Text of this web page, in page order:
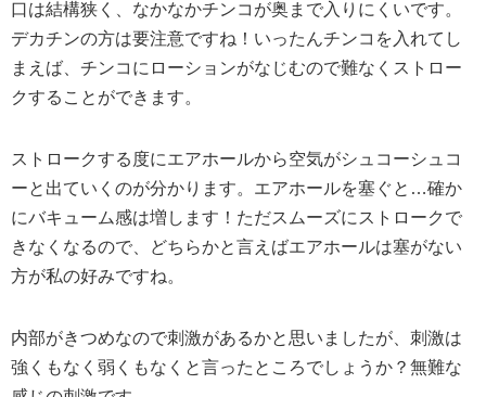
口は結構狭く、なかなかチンコが奥まで入りにくいです。
デカチンの方は要注意ですね！いったんチンコを入れてし
まえば、チンコにローションがなじむので難なくストロー
クすることができます。
ストロークする度にエアホールから空気がシュコーシュコ
ーと出ていくのが分かります。エアホールを塞ぐと…確か
にバキューム感は増します！ただスムーズにストロークで
きなくなるので、どちらかと言えばエアホールは塞がない
方が私の好みですね。
内部がきつめなので刺激があるかと思いましたが、刺激は
強くもなく弱くもなくと言ったところでしょうか？無難な